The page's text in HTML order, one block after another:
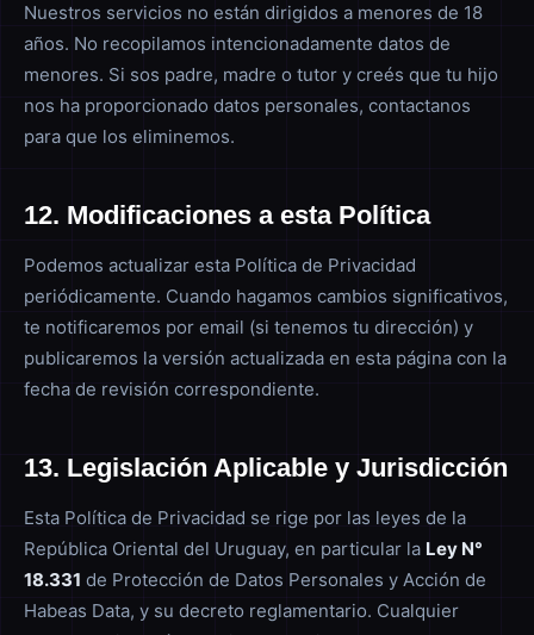
Nuestros servicios no están dirigidos a menores de 18
años. No recopilamos intencionadamente datos de
menores. Si sos padre, madre o tutor y creés que tu hijo
nos ha proporcionado datos personales, contactanos
para que los eliminemos.
12. Modificaciones a esta Política
Podemos actualizar esta Política de Privacidad
periódicamente. Cuando hagamos cambios significativos,
te notificaremos por email (si tenemos tu dirección) y
publicaremos la versión actualizada en esta página con la
fecha de revisión correspondiente.
13. Legislación Aplicable y Jurisdicción
Esta Política de Privacidad se rige por las leyes de la
República Oriental del Uruguay, en particular la Ley N°
18.331 de Protección de Datos Personales y Acción de
Habeas Data, y su decreto reglamentario. Cualquier